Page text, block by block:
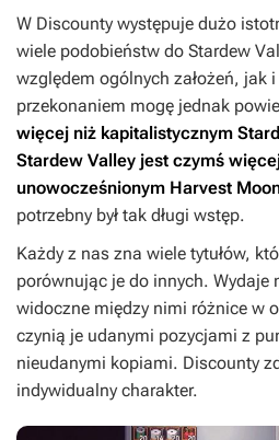
W Discounty występuje dużo
wiele podobieństw do Stardew
względem ogólnych założeń, jak i
przekonaniem mogę jednak
więcej niż kapitalistycznym
Stardew Valley jest czymś
unowocześnionym Harvest
potrzebny był tak długi wstęp.
Każdy z nas zna wiele tytułów,
porównując je do innych. Wydaje
widoczne między nimi różnice w
czynią je udanymi pozycjami z
nieudanymi kopiami. Discounty
indywidualny charakter.